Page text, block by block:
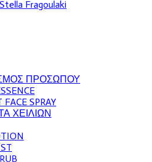
Fragoulaki
ΠΡΟΣΩΠΟΥ
FACE SPRAY
ΧΕΙΛΙΩΝ